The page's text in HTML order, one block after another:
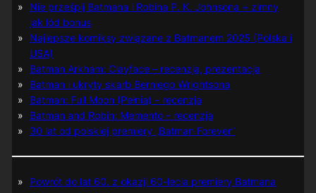
Nie prześpij Batmana i Robina P. K. Johnsona + zimny
jak lód bonus
Najlepsze komiksy związane z Batmanem 2025 (Polska i
USA)
Batman Arkham: Clayface – recenzja, prezentacja
Batman i ukryty skarb Berniego Wrightsona
Batman: Full Moon (Pełnia) – recenzja
Batman and Robin: Memento – recenzja
30 lat od polskiej premiery „Batman Forever”
Powrót do lat 60. z okazji 60-lecia premiery Batmana